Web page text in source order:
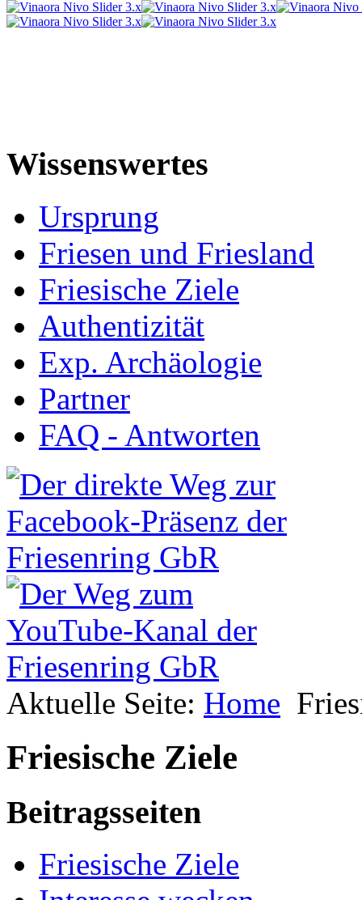
Wissenswertes
Ursprung
Friesen und Friesland
Friesische Ziele
Authentizität
Exp. Archäologie
Partner
FAQ - Antworten
Aktuelle Seite: Home
Friesische Ziele
Beitragsseiten
Friesische Ziele